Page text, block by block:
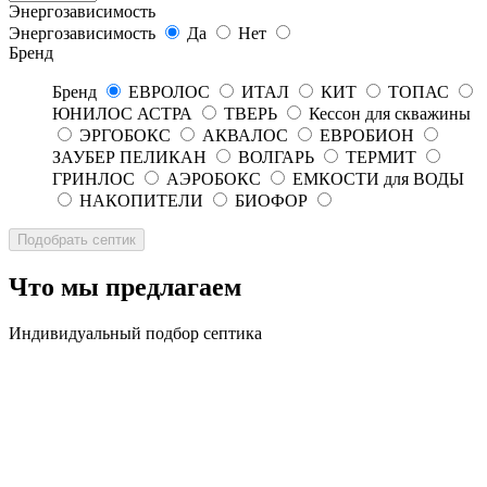
Энергозависимость
Энергозависимость
Да
Нет
Бренд
Бренд ЕВРОЛОС ИТАЛ КИТ
ТОПАС
ЮНИЛОС АСТРА
ТВЕРЬ
Кессон для скважины
ЭРГОБОКС
АКВАЛОС
ЕВРОБИОН
ЗАУБЕР ПЕЛИКАН
ВОЛГАРЬ
ТЕРМИТ
ГРИНЛОС
АЭРОБОКС
ЕМКОСТИ для ВОДЫ
НАКОПИТЕЛИ
БИОФОР
Что мы предлагаем
Индивидуальный подбор септика